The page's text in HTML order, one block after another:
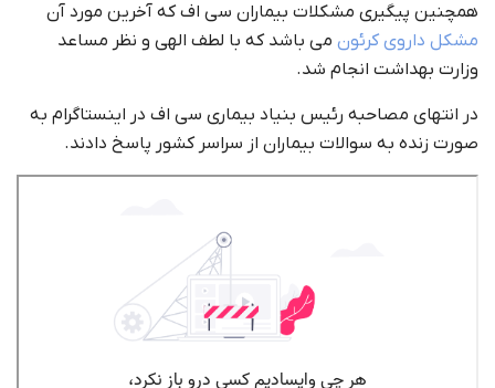
همچنین پیگیری مشکلات بیماران سی اف که آخرین مورد آن
مشکل داروی کرئون می باشد که با لطف الهی و نظر مساعد
وزارت بهداشت انجام شد.
در انتهای مصاحبه رئیس بنیاد بیماری سی اف در اینستاگرام به
صورت زنده به سوالات بیماران از سراسر کشور پاسخ دادند.